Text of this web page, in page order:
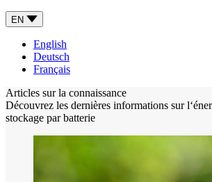
EN
English
Deutsch
Français
Articles sur la connaissance
Découvrez les dernières informations sur
stockage par batterie